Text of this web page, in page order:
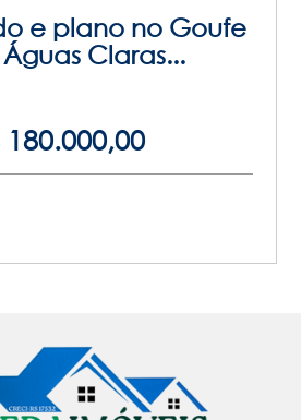
e plano no Goufe
Claras...
180.000,00